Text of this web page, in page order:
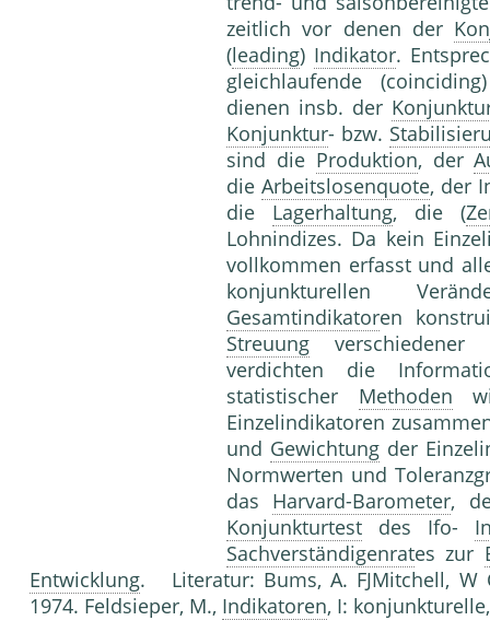
zeitlich vor denen der
(leading) Indikator.
gleichlaufende
dienen insb. der
Konjunktur- bzw.
sind die Produktion, der
die Arbeitslosenquote, der
die Lagerhaltung, die (
Lohnindizes. Da kein
vollkommen erfasst und
konjunkturellen
Gesamtindikatoren
Streuung verschiedener
verdichten die
statistischer Methoden
Einzelindikatoren
und Gewichtung der
Normwerten und
das Harvard-Barometer,
Konjunkturtest des Ifo-
Sachverständigenrates zur
Entwicklung. Literatur: Bums, A. FJMitchell, W
1974. Feldsieper, M., Indikatoren, I: